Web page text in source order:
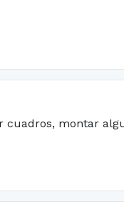
cuadros, montar